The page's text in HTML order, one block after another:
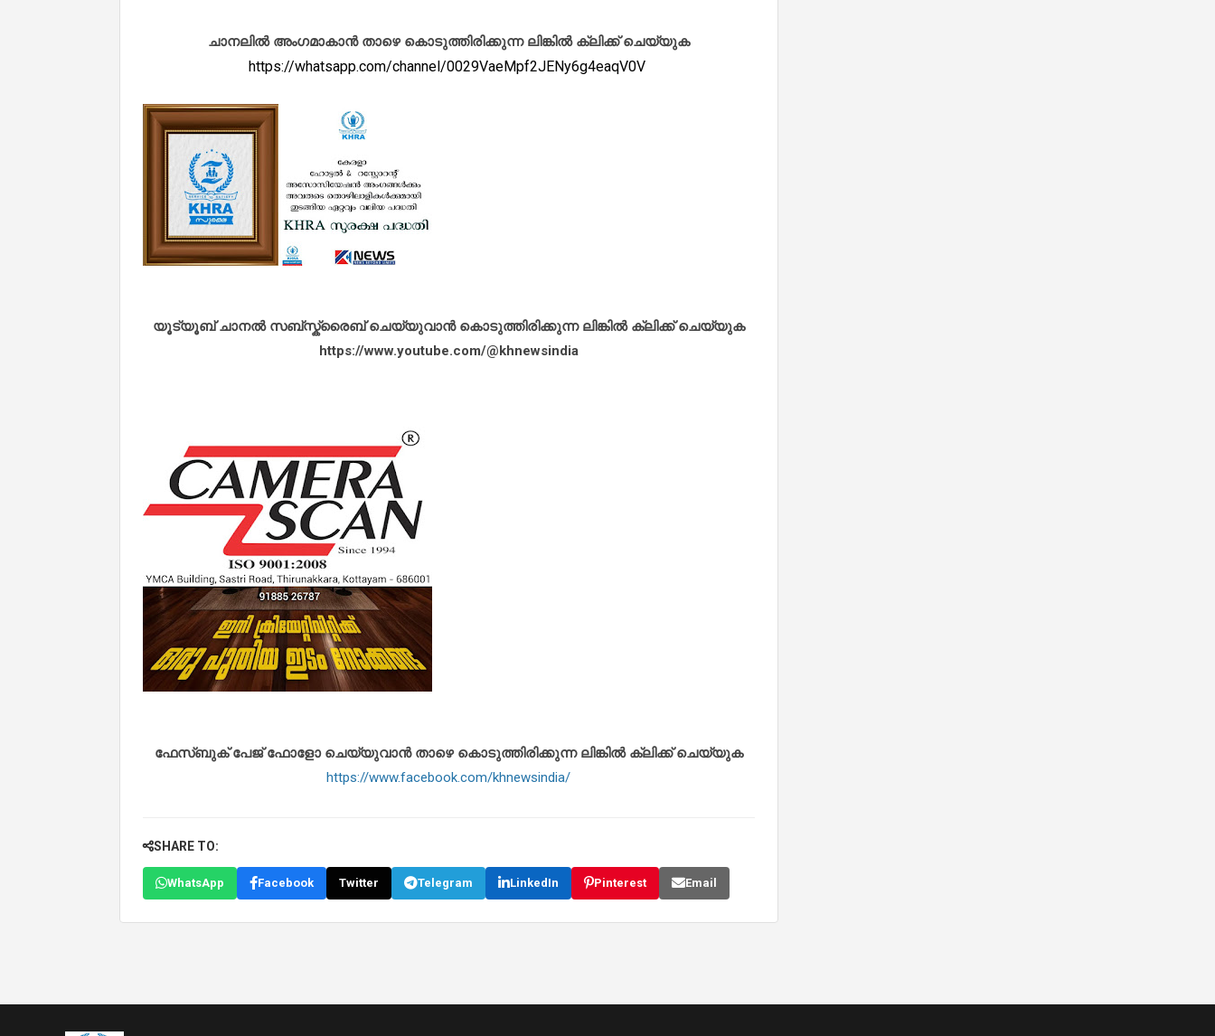
ചാനലിൽ അംഗമാകാൻ താഴെ കൊടുത്തിരിക്കുന്ന ലിങ്കിൽ ക്ലിക്ക് ചെയ്യുക
https://whatsapp.com/channel/0029VaeMpf2JENy6g4eaqV0V
യൂട്യൂബ് ചാനൽ സബ്സ്ക്രൈബ് ചെയ്യുവാൻ കൊടുത്തിരിക്കുന്ന ലിങ്കിൽ ക്ലിക്ക് ചെയ്യുക
https://www.youtube.com/@khnewsindia
ഫേസ്ബുക് പേജ് ഫോളോ ചെയ്യുവാൻ താഴെ കൊടുത്തിരിക്കുന്ന ലിങ്കിൽ ക്ലിക്ക് ചെയ്യുക
https://www.facebook.com/khnewsindia/
SHARE TO:
WhatsApp Facebook Twitter Telegram LinkedIn Pinterest Email